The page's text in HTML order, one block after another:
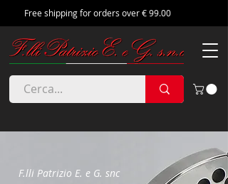
Free shipping for orders over € 99.00
F.lli Patrizio E. e G. snc